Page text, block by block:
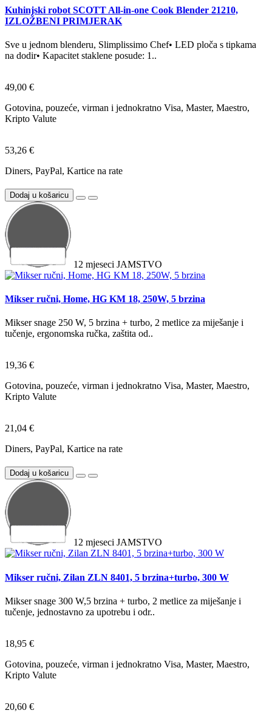
Kuhinjski robot SCOTT All-in-one Cook Blender 21210,
IZLOŽBENI PRIMJERAK
Sve u jednom blenderu, Slimplissimo Chef• LED ploča s tipkama
na dodir• Kapacitet staklene posude: 1..
49,00 €
Gotovina, pouzeće, virman i jednokratno Visa, Master, Maestro,
Kripto Valute
53,26 €
Diners, PayPal, Kartice na rate
Dodaj u košaricu
12 mjeseci JAMSTVO
Mikser ručni, Home, HG KM 18, 250W, 5 brzina
Mikser snage 250 W, 5 brzina + turbo, 2 metlice za miješanje i
tučenje, ergonomska ručka, zaštita od..
19,36 €
Gotovina, pouzeće, virman i jednokratno Visa, Master, Maestro,
Kripto Valute
21,04 €
Diners, PayPal, Kartice na rate
Dodaj u košaricu
12 mjeseci JAMSTVO
Mikser ručni, Zilan ZLN 8401, 5 brzina+turbo, 300 W
Mikser snage 300 W,5 brzina + turbo, 2 metlice za miješanje i
tučenje, jednostavno za upotrebu i odr..
18,95 €
Gotovina, pouzeće, virman i jednokratno Visa, Master, Maestro,
Kripto Valute
20,60 €